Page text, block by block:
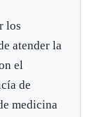
los
atender la
el
de
medicina